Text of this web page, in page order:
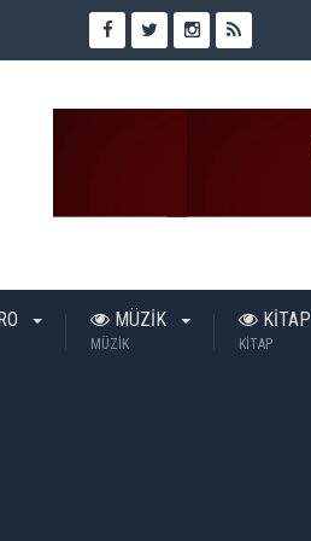
MÜZİK
MÜZİK
KİTAP
KİTAP